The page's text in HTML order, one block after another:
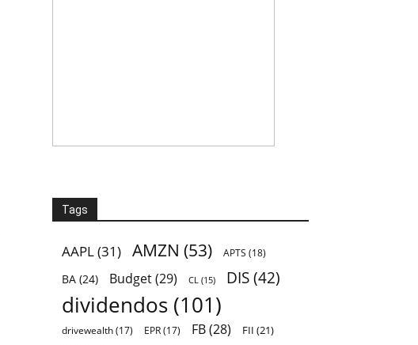
Tags
AAPL(31) AMZN (53) APTS (18)
BA (24) Budget(29) CL (15) DIS (42)
dividendos (101)
drivewealth(17) EPR(17) FB(28) FII (21)